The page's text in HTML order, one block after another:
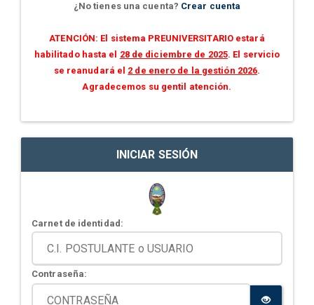
¿No tienes una cuenta? Crear cuenta
ATENCIÓN: El sistema PREUNIVERSITARIO estará
habilitado hasta el 28 de diciembre de 2025. El servicio
se reanudará el 2 de enero de la gestión 2026.
Agradecemos su gentil atención.
INICIAR SESIÓN
Carnet de identidad:
Contraseña: